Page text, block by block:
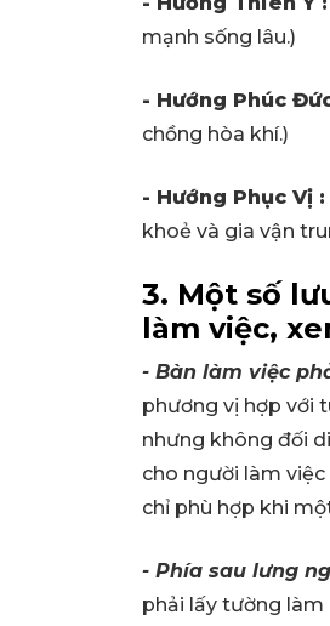
mạnh sống lâu.)
- Hướng Phúc
chồng hòa khí.)
- Hướng Phục Vị
khoẻ và gia vận
3. Một số
làm việc,
- Bàn làm việc
phương vị hợp với
nhưng không đối
cho người làm
chỉ phù hợp khi
- Phía sau lưng
phải lấy tường làm